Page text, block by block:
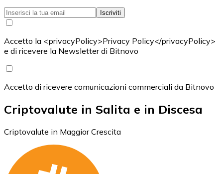
Iscriviti
Accetto la <privacyPolicy>Privacy Policy</privacyPolicy>
e di ricevere la Newsletter di Bitnovo
Accetto di ricevere comunicazioni commerciali da Bitnovo
Criptovalute in Salita e in Discesa
Criptovalute in Maggior Crescita